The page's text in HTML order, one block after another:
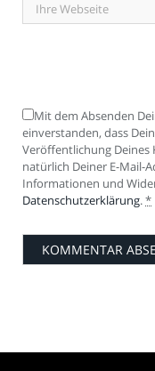
Mit dem Absenden
einverstanden, dass
Veröffentlichung
natürlich Deiner E-Mail-
Informationen und
Datenschutzerklärung.*